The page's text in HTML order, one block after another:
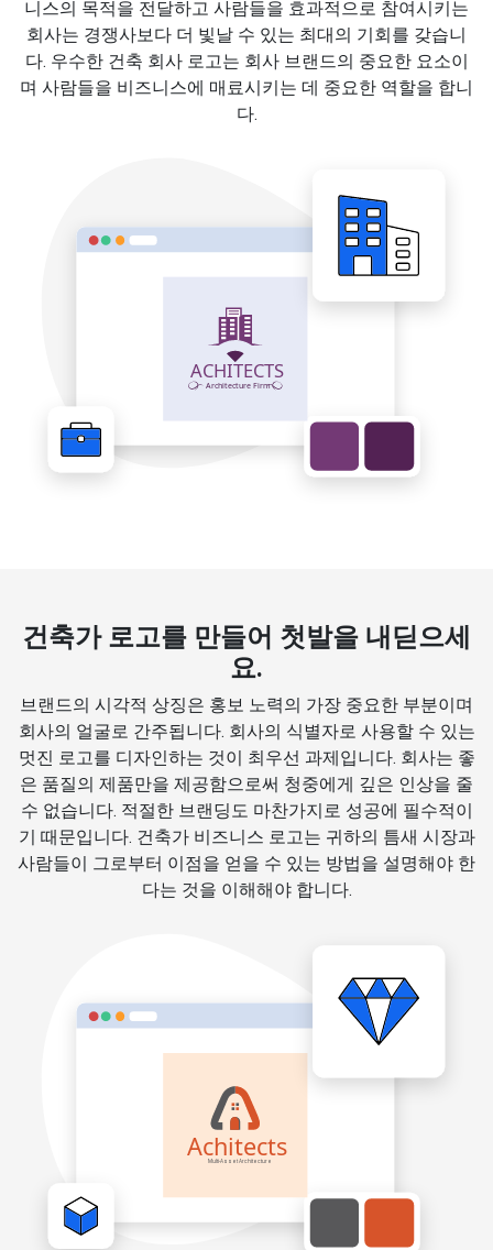
니스의 목적을 전달하고 사람들을 효과적으로 참여시키는
회사는 경쟁사보다 더 빛날 수 있는 최대의 기회를 갖습니
다. 우수한 건축 회사 로고는 회사 브랜드의 중요한 요소이
며 사람들을 비즈니스에 매료시키는 데 중요한 역할을 합니
다.
건축가 로고를 만들어 첫발을 내딛으세
요.
브랜드의 시각적 상징은 홍보 노력의 가장 중요한 부분이며
회사의 얼굴로 간주됩니다. 회사의 식별자로 사용할 수 있는
멋진 로고를 디자인하는 것이 최우선 과제입니다. 회사는 좋
은 품질의 제품만을 제공함으로써 청중에게 깊은 인상을 줄
수 없습니다. 적절한 브랜딩도 마찬가지로 성공에 필수적이
기 때문입니다. 건축가 비즈니스 로고는 귀하의 틈새 시장과
사람들이 그로부터 이점을 얻을 수 있는 방법을 설명해야 한
다는 것을 이해해야 합니다.